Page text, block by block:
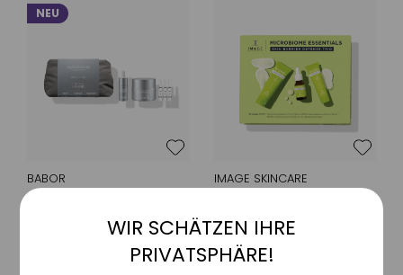
NEU
BABOR
Collagen-Peptide
Lifting and
Rejuvenating
Set für mehr Ausstrahlung &
IMAGE SKINCARE
Essentials
vitalisierendes Travel-Set für
intensive Hydration &
Funktionale Aktiv
WIR SCHÄTZEN IHRE
PRIVATSPHÄRE!